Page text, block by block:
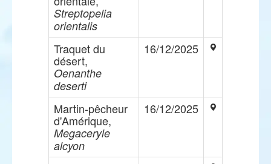
Streptopelia
orientalis
Traquet du
désert,
Oenanthe
deserti
16/12/2025
Martin-pêcheur
d'Amérique,
Megaceryle
alcyon
16/12/2025